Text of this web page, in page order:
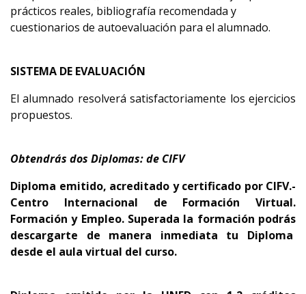
prácticos reales, bibliografía recomendada y
cuestionarios de autoevaluación para el alumnado.
SISTEMA DE EVALUACIÓN
El alumnado resolverá satisfactoriamente los ejercicios
propuestos.
Obtendrás dos Diplomas: de CIFV
Diploma emitido, acreditado y certificado por CIFV.-
Centro Internacional de Formación Virtual.
Formación y Empleo. Superada la formación podrás
descargarte de manera inmediata tu Diploma
desde el aula virtual del curso.